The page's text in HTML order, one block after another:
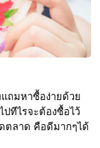
ถมหาซื้อง่ายด้วย
ปทีไรจะต้องซื้อไว้
ตลาด คือดีมากๆได้